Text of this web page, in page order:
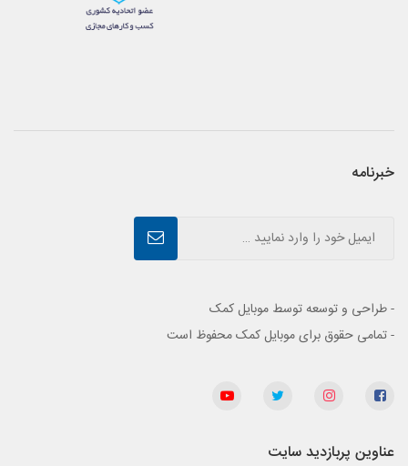
خبرنامه
- طراحی و توسعه توسط موبایل کمک
- تمامی حقوق برای موبایل کمک محفوظ است
عناوین پربازدید سایت